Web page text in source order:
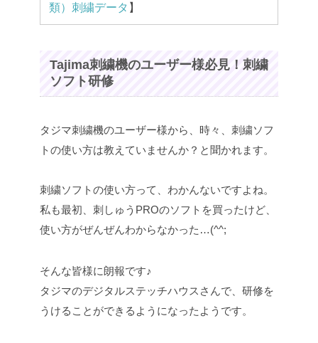
類）刺繍データ 】
Tajima刺繍機のユーザー様必見！刺繍
ソフト研修
タジマ刺繍機のユーザー様から、時々、刺繍ソフ
トの使い方は教えていませんか？と聞かれます。
刺繍ソフトの使い方って、わかんないですよね。
私も最初、刺しゅうPROのソフトを買ったけど、
使い方がぜんぜんわからなかった…(^^;
そんな皆様に朗報です♪
タジマのデジタルステッチハウスさんで、研修を
うけることができるようになったようです。